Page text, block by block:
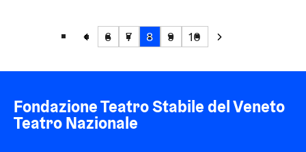
6 7 8 9 10
Fondazione Teatro Stabile del Veneto
Teatro Nazionale